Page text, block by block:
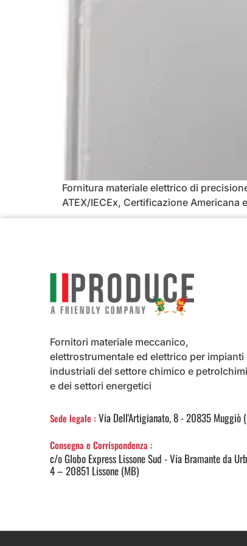
Fornitura materiale elettrico di
ATEX/IECEx, Certificazione Americana
Fornitori materiale meccanico,
elettrostrumentale ed elettrico per impianti
industriali del settore chimico e
e dei settori energetici
Sede legale : Via Dell'Artigianato, 8 - 20835 Muggiò
Consegna e Corrispondenza :
c/o Globo Express Lissone Sud - Via Bramante da
4 – 20851 Lissone (MB)